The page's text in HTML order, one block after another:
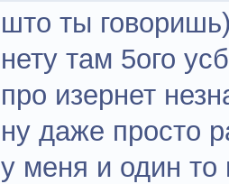
што ты
нету там 5ого
про изернет
ну даже просто
у меня и один то